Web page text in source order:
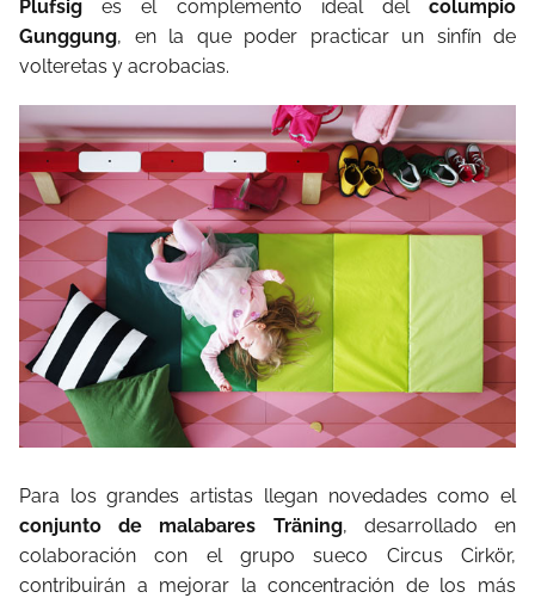
Plufsig es el complemento ideal del columpio
Gunggung, en la que poder practicar un sinfín de
volteretas y acrobacias.
Para los grandes artistas llegan novedades como el
conjunto de malabares Träning, desarrollado en
colaboración con el grupo sueco Circus Cirkör,
contribuirán a mejorar la concentración de los más